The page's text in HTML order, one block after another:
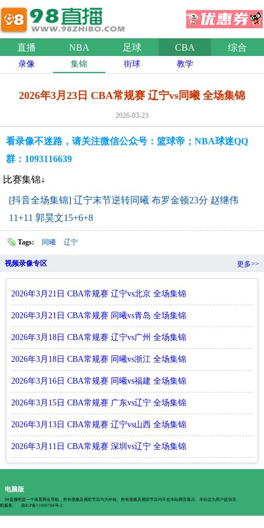
直播 NBA 足球 CBA 综合
录像 集锦 街球 教学
2026年3月23日 CBA常规赛 辽宁vs同曦 全场集锦
2026-03-23
看录像不迷路，请关注微信公众号：篮球帝；NBA球迷QQ
群：1093116639
比赛集锦↓
[抖音全场集锦] 辽宁末节逆转同曦 布罗金顿23分 赵继伟
11+11 郭昊文15+6+8
Tags: 同曦 辽宁
视频录像专区 更多>>
2026年3月21日 CBA常规赛 辽宁vs北京 全场集锦
2026年3月21日 CBA常规赛 同曦vs青岛 全场集锦
2026年3月18日 CBA常规赛 辽宁vs广州 全场集锦
2026年3月18日 CBA常规赛 同曦vs浙江 全场集锦
2026年3月16日 CBA常规赛 同曦vs福建 全场集锦
2026年3月15日 CBA常规赛 广东vs辽宁 全场集锦
2026年3月13日 CBA常规赛 辽宁vs山西 全场集锦
2026年3月11日 CBA常规赛 深圳vs辽宁 全场集锦
电脑版
98直播吧是一个体育网址导航，所有视频及视听节目均为外链。所有视频及视听节目均不在本站网页展示。本站仅为用户提供导
航服务。
琼ICP备11000788号-3